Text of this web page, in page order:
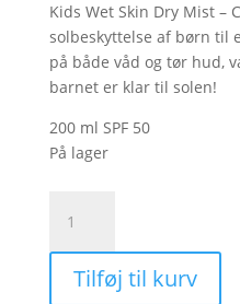
Kids Wet Skin Dry Mist –
solbeskyttelse af børn til
på både våd og tør hud,
barnet er klar til solen!
200 ml SPF 50
På lager
Kids
Wet
SkinTilføj til kurv